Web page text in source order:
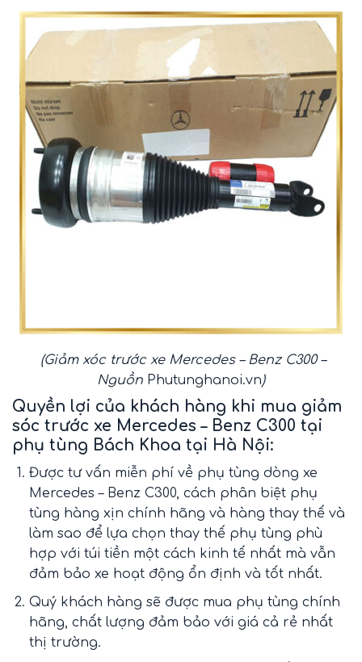
(Giảm xóc trước xe Mercedes – Benz C300 –
Nguồn Phutunghanoi.vn)
Quyền lợi của khách hàng khi mua giảm
sóc trước xe Mercedes – Benz C300 tại
phụ tùng Bách Khoa tại Hà Nội:
Được tư vấn miễn phí về phụ tùng dòng xe
Mercedes – Benz C300, cách phân biệt phụ
tùng hàng xịn chính hãng và hàng thay thế và
làm sao để lựa chọn thay thế phụ tùng phù
hợp với túi tiền một cách kinh tế nhất mà vẫn
đảm bảo xe hoạt động ổn định và tốt nhất.
Quý khách hàng sẽ được mua phụ tùng chính
hãng, chất lượng đảm bảo với giá cả rẻ nhất
thị trường.